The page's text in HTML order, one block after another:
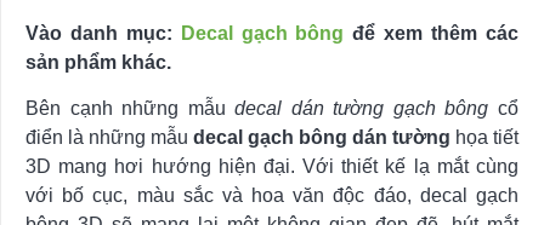
Vào danh mục: Decal gạch bông để xem thêm các
sản phẩm khác.
Bên cạnh những mẫudecal dán tường gạch bông cổ
điển là những mẫu decal gạch bông dán tường họa tiết
3D mang hơi hướng hiện đại. Với thiết kế lạ mắt cùng
với bố cục, màu sắc và hoa văn độc đáo, decal gạch